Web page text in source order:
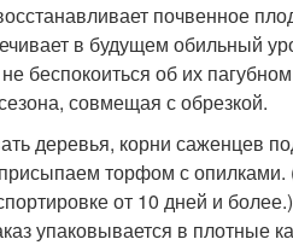
почвенное
в будущем обильный
беспокоиться об их
совмещая с обрезкой.
деревья, корни саженцев
торфом с опилками.
от 10 дней и
упаковывается в плотные